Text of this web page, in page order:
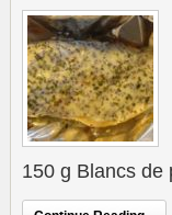
150 g Blancs